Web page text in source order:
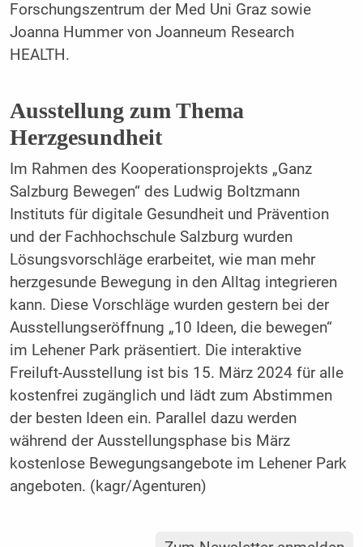
Forschungszentrum der Med Uni Graz sowie
Joanna Hummer von Joanneum Research
HEALTH.
Ausstellung zum Thema
Herzgesundheit
Im Rahmen des Kooperationsprojekts „Ganz
Salzburg Bewegen“ des Ludwig Boltzmann
Instituts für digitale Gesundheit und Prävention
und der Fachhochschule Salzburg wurden
Lösungsvorschläge erarbeitet, wie man mehr
herzgesunde Bewegung in den Alltag integrieren
kann. Diese Vorschläge wurden gestern bei der
Ausstellungseröffnung „10 Ideen, die bewegen“
im Lehener Park präsentiert. Die interaktive
Freiluft-Ausstellung ist bis 15. März 2024 für alle
kostenfrei zugänglich und lädt zum Abstimmen
der besten Ideen ein. Parallel dazu werden
während der Ausstellungsphase bis März
kostenlose Bewegungsangebote im Lehener Park
angeboten. (kagr/Agenturen)